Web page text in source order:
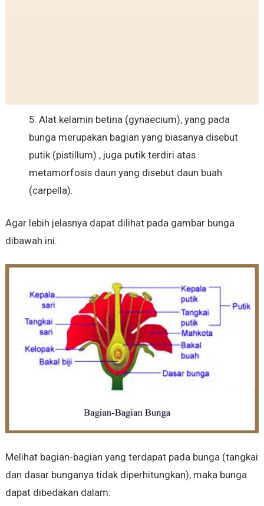
5. Alat kelamin betina (gynaecium), yang pada
bunga merupakan bagian yang biasanya disebut
putik (pistillum) , juga putik terdiri atas
metamorfosis daun yang disebut daun buah
(carpella).
Agar lebih jelasnya dapat dilihat pada gambar bunga
dibawah ini.
Melihat bagian-bagian yang terdapat pada bunga (tangkai
dan dasar bunganya tidak diperhitungkan), maka bunga
dapat dibedakan dalam: